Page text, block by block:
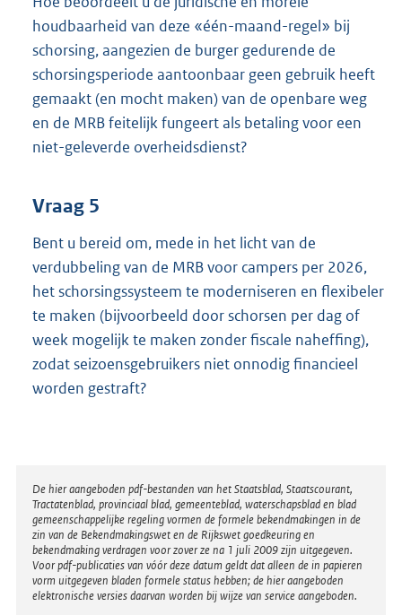
houdbaarheid van deze «één-maand-regel» bij
schorsing, aangezien de burger gedurende de
schorsingsperiode aantoonbaar geen gebruik heeft
gemaakt (en mocht maken) van de openbare weg
en de MRB feitelijk fungeert als betaling voor een
niet-geleverde overheidsdienst?
Vraag 5
Bent u bereid om, mede in het licht van de
verdubbeling van de MRB voor campers per 2026,
het schorsingssysteem te moderniseren en flexibeler
te maken (bijvoorbeeld door schorsen per dag of
week mogelijk te maken zonder fiscale naheffing),
zodat seizoensgebruikers niet onnodig financieel
worden gestraft?
Disclaimer
De hier aangeboden pdf-bestanden van het Staatsblad, Staatscourant,
Tractatenblad, provinciaal blad, gemeenteblad, waterschapsblad en blad
gemeenschappelijke regeling vormen de formele bekendmakingen in de
zin van de Bekendmakingswet en de Rijkswet goedkeuring en
bekendmaking verdragen voor zover ze na 1 juli 2009 zijn uitgegeven.
Voor pdf-publicaties van vóór deze datum geldt dat alleen de in papieren
vorm uitgegeven bladen formele status hebben; de hier aangeboden
elektronische versies daarvan worden bij wijze van service aangeboden.